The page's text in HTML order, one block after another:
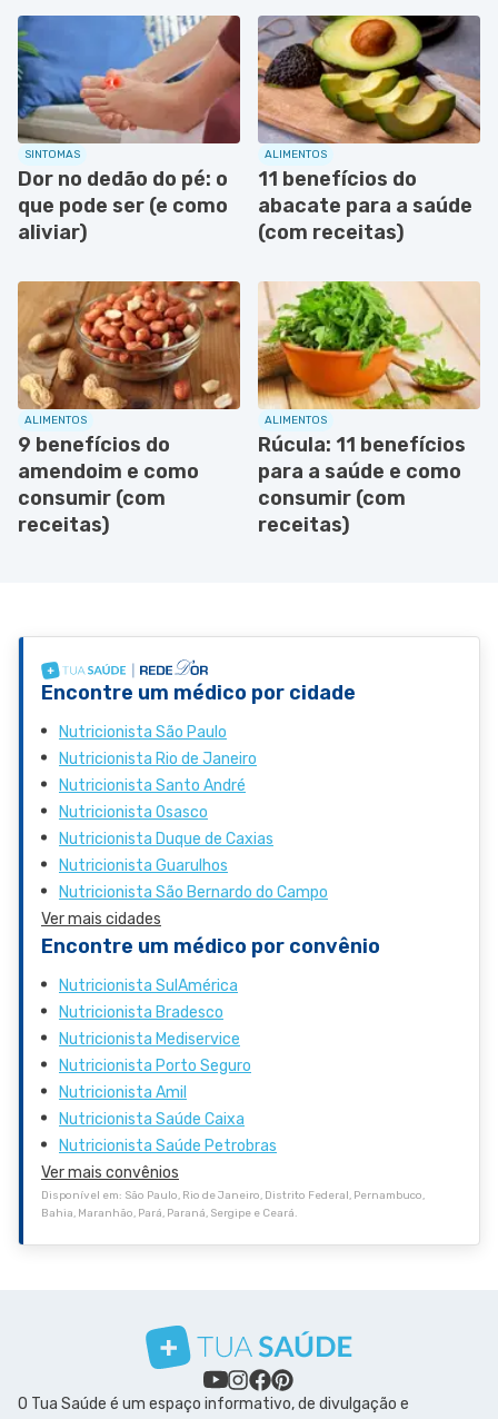
SINTOMAS
Dor no dedão do pé: o
que pode ser (e como
aliviar)
ALIMENTOS
11 benefícios do
abacate para a saúde
(com receitas)
ALIMENTOS
9 benefícios do
amendoim e como
consumir (com
receitas)
ALIMENTOS
Rúcula: 11 benefícios
para a saúde e como
consumir (com
receitas)
Encontre um médico por cidade
Nutricionista São Paulo
Nutricionista Rio de Janeiro
Nutricionista Santo André
Nutricionista Osasco
Nutricionista Duque de Caxias
Nutricionista Guarulhos
Nutricionista São Bernardo do Campo
Ver mais cidades
Encontre um médico por convênio
Nutricionista SulAmérica
Nutricionista Bradesco
Nutricionista Mediservice
Nutricionista Porto Seguro
Nutricionista Amil
Nutricionista Saúde Caixa
Nutricionista Saúde Petrobras
Ver mais convênios
Disponível em: São Paulo, Rio de Janeiro, Distrito Federal, Pernambuco,
Bahia, Maranhão, Pará, Paraná, Sergipe e Ceará.
O Tua Saúde é um espaço informativo, de divulgação e